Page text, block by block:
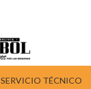
SERVICIO TÉCNICO